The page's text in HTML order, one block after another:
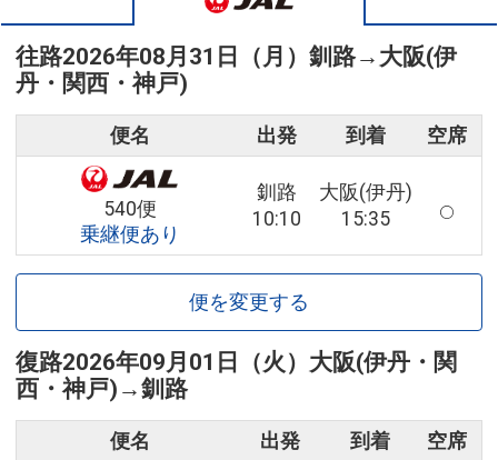
往路2026年08月31日（月） 釧路→ 大阪(伊
丹・関西・神戸)
便名 出発 到着 空席
540便
乗継便あり
釧路
10:10
大阪(伊丹)
15:35
便を変更する
復路2026年09月01日（火） 大阪(伊丹・関
西・神戸) →釧路
便名 出発 到着 空席